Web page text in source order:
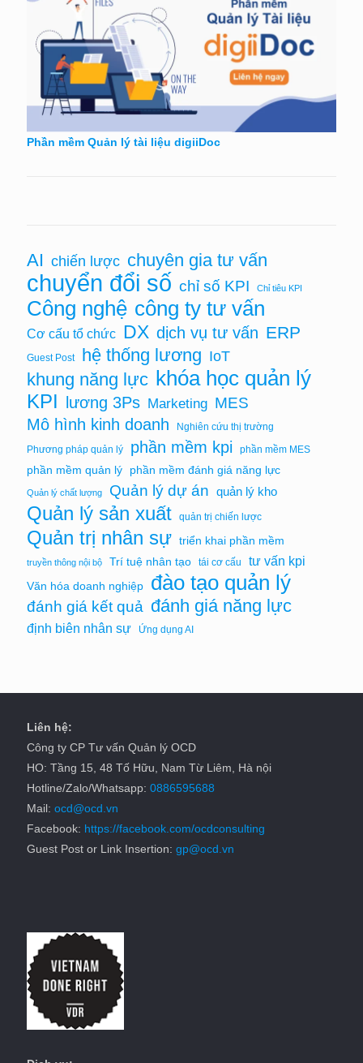
Phần mềm Quản lý tài liệu digiiDoc
AI chiến lược chuyên gia tư vấn
chuyển đổi số chỉ số KPI Chỉ tiêu KPI
Công nghệ công ty tư vấn
Cơ cấu tổ chức DX dịch vụ tư vấn ERP
Guest Post hệ thống lương IoT
khung năng lực khóa học quản lý
KPI lương 3Ps Marketing MES
Mô hình kinh doanh
Nghiên cứu thị trường
Phương pháp quản lý
phần mềm kpi phần mềm MES
phần mềm quản lý phần mềm đánh giá năng lực
Quản lý chất lượng Quản lý dự án quản lý kho
Quản lý sản xuất quản trị chiến lược
Quản trị nhân sự triển khai phần mềm
truyền thông nội bộ Trí tuệ nhân tạo tái cơ cấu tư vấn kpi
Văn hóa doanh nghiệp đào tạo quản lý
đánh giá kết quả đánh giá năng lực
định biên nhân sự Ứng dụng AI
Liên hệ:
Công ty CP Tư vấn Quản lý OCD
HO: Tầng 15, 48 Tố Hữu, Nam Từ Liêm, Hà nội
Hotline/Zalo/Whatsapp: 0886595688
Mail: ocd@ocd.vn
Facebook: https://facebook.com/ocdconsulting
Guest Post or Link Insertion: gp@ocd.vn